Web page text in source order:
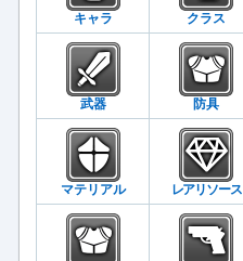
キャラ クラス
武器 防具
マテリアル レアリソース